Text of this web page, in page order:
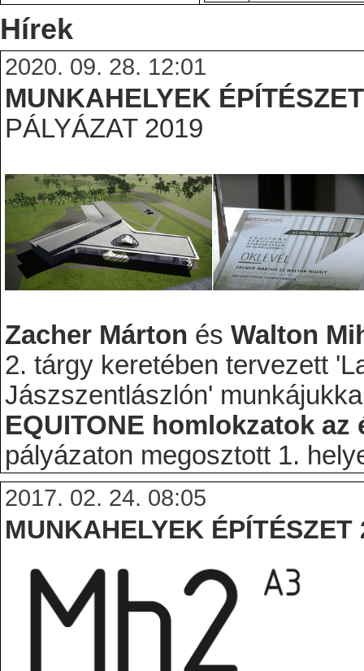
Hírek
2020. 09. 28. 12:01
MUNKAHELYEK
PÁLYÁZAT 2019
Zacher Márton és Walton
2. tárgy keretében tervezett
Jászszentlászlón'
EQUITONE homlokzatok az
pályázaton megosztott 1.
2017. 02. 24. 08:05
MUNKAHELYEK